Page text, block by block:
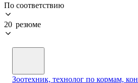
По соответствию
20 резюме
Зоотехник, технолог по кормам,